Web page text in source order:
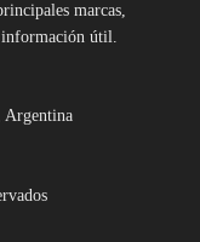
marcas,
información útil.
Argentina